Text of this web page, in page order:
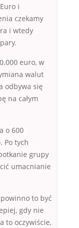
i
czekamy
i wtedy
euro, w
walut
odbywa się
na całym
o 600
Po tych
grupy
umacnianie
to być
gdy nie
to oczywiście,